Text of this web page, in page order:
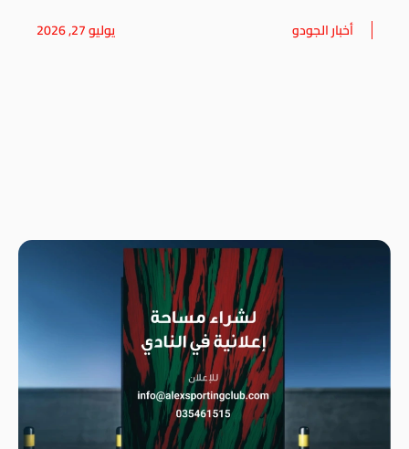
أخبار الجودو يوليو 27, 2026